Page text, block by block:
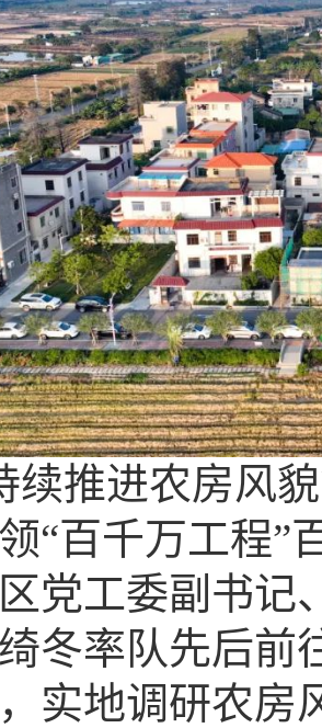
推进农房风貌
“百千万工程”
党工委副书记
冬率队先后前
实地调研农房